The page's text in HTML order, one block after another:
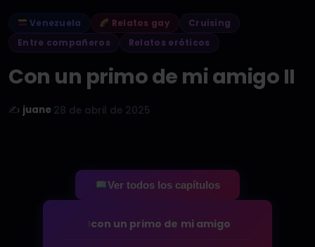
Venezuela Relatos gay
Cruising
Entre compañeros
Relatos eróticos
Con un primo de mi amigo II
✍️ juane 28 de abril de 2025
Ver todos los capítulos
con un primo de mi amigo